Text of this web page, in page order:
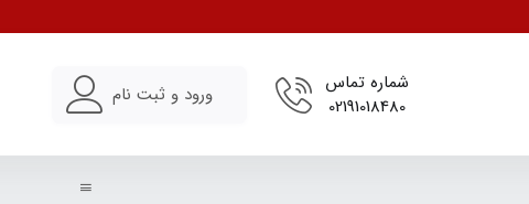
شماره تماس
02191018480
ورود و ثبت نام